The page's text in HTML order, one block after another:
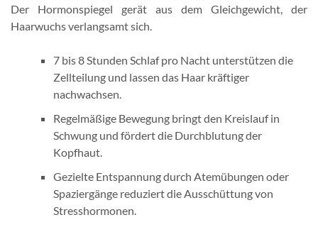
Der Hormonspiegel gerät aus dem Gleichgewicht, der
Haarwuchs verlangsamt sich.
7 bis 8 Stunden Schlaf pro Nacht unterstützen die
Zellteilung und lassen das Haar kräftiger
nachwachsen.
Regelmäßige Bewegung bringt den Kreislauf in
Schwung und fördert die Durchblutung der
Kopfhaut.
Gezielte Entspannung durch Atemübungen oder
Spaziergänge reduziert die Ausschüttung von
Stresshormonen.